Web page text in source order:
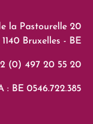
la Pastourelle 20
1140 Bruxelles - BE
(0) 497 20 55 20
: BE 0546.722.385